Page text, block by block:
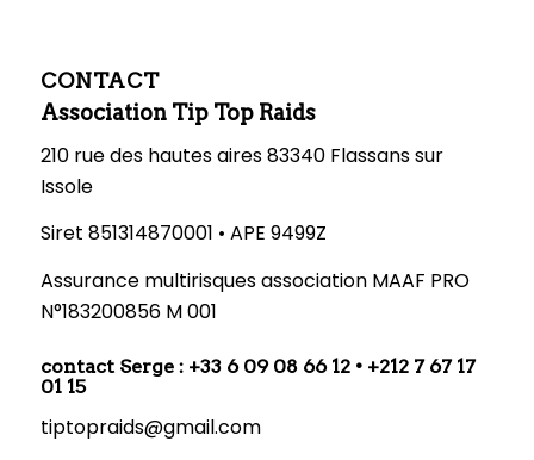
CONTACT
Association Tip Top Raids
210 rue des hautes aires 83340 Flassans sur
Issole
Siret 851314870001 • APE 9499Z
Assurance multirisques association MAAF PRO
N°183200856 M 001
contact Serge : +33 6 09 08 66 12 • +212 7 67 17
01 15
tiptopraids@gmail.com